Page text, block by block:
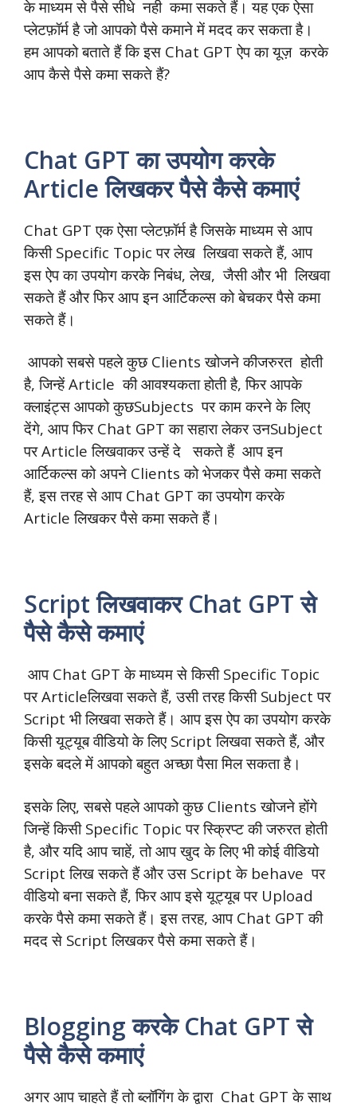
के माध्यम से पैसे सीधे नही कमा सकते हैं। यह एक ऐसा
प्लेटफ़ॉर्म है जो आपको पैसे कमाने में मदद कर सकता है।
हम आपको बताते हैं कि इस Chat GPT ऐप का यूज़ करके
आप कैसे पैसे कमा सकते हैं?
Chat GPT का उपयोग करके
Article लिखकर पैसे कैसे कमाएं
Chat GPT एक ऐसा प्लेटफ़ॉर्म है जिसके माध्यम से आप
किसी Specific Topic पर लेख लिखवा सकते हैं, आप
इस ऐप का उपयोग करके निबंध, लेख, जैसी और भी लिखवा
सकते हैं और फिर आप इन आर्टिकल्स को बेचकर पैसे कमा
सकते हैं।
आपको सबसे पहले कुछ Clients खोजने कीजरुरत होती
है, जिन्हें Article की आवश्यकता होती है, फिर आपके
क्लाइंट्स आपको कुछSubjects पर काम करने के लिए
देंगे, आप फिर Chat GPT का सहारा लेकर उनSubject
पर Article लिखवाकर उन्हें दे सकते हैं आप इन
आर्टिकल्स को अपने Clients को भेजकर पैसे कमा सकते
हैं, इस तरह से आप Chat GPT का उपयोग करके
Article लिखकर पैसे कमा सकते हैं।
Script लिखवाकर Chat GPT से
पैसे कैसे कमाएं
आप Chat GPT के माध्यम से किसी Specific Topic
पर Articleलिखवा सकते हैं, उसी तरह किसी Subject पर
Script भी लिखवा सकते हैं। आप इस ऐप का उपयोग करके
किसी यूट्यूब वीडियो के लिए Script लिखवा सकते हैं, और
इसके बदले में आपको बहुत अच्छा पैसा मिल सकता है।
इसके लिए, सबसे पहले आपको कुछ Clients खोजने होंगे
जिन्हें किसी Specific Topic पर स्क्रिप्ट की जरुरत होती
है, और यदि आप चाहें, तो आप खुद के लिए भी कोई वीडियो
Script लिख सकते हैं और उस Script के behave पर
वीडियो बना सकते हैं, फिर आप इसे यूट्यूब पर Upload
करके पैसे कमा सकते हैं। इस तरह, आप Chat GPT की
मदद से Script लिखकर पैसे कमा सकते हैं।
Blogging करके Chat GPT से
पैसे कैसे कमाएं
अगर आप चाहते हैं तो ब्लॉगिंग के द्वारा Chat GPT के साथ